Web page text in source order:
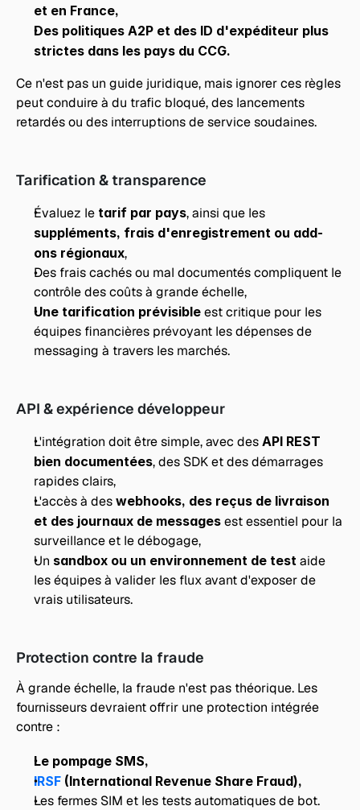
et en France,
Des politiques A2P et des ID d'expéditeur plus
strictes dans les pays du CCG.
Ce n'est pas un guide juridique, mais ignorer ces règles
peut conduire à du trafic bloqué, des lancements
retardés ou des interruptions de service soudaines.
Tarification & transparence
Évaluez le tarif par pays
suppléments, frais d'enregistrement ou add-
ons régionaux,
Des frais cachés ou mal documentés compliquent le
contrôle des coûts à grande échelle,
Une tarification prévisible est critique pour les
équipes financières prévoyant les dépenses de
messaging à travers les marchés.
API & expérience développeur
L'intégration doit être simple, avec des API REST
bien documentées, des SDK et des démarrages
rapides clairs,
L'accès à des webhooks, des reçus de livraison
et des journaux de messages est essentiel pour la
surveillance et le débogage,
Un sandbox ou un environnement de test aide
les équipes à valider les flux avant d'exposer de
vrais utilisateurs.
Protection contre la fraude
À grande échelle, la fraude n'est pas théorique. Les
fournisseurs devraient offrir une protection intégrée
contre :
Le pompage SMS,
IRSF (International Revenue Share Fraud),
Les fermes SIM et les tests automatiques de bot.